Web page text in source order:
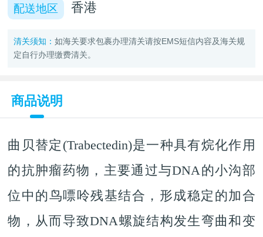
配送地区 香港
清关须知： 如海关要求包裹办理清关请按EMS短信内容及海关规
定自行办理缴费清关。
商品说明
曲贝替定(Trabectedin)是一种具有烷化作用
的抗肿瘤药物，主要通过与DNA的小沟部
位中的鸟嘌呤残基结合，形成稳定的加合
物，从而导致DNA螺旋结构发生弯曲和变